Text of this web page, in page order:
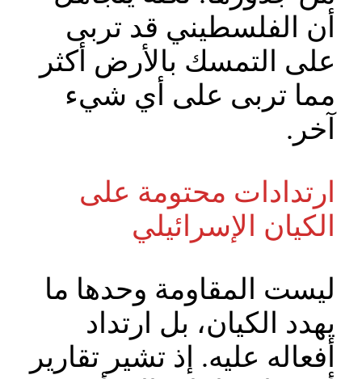
أن الفلسطيني قد تربى
على التمسك بالأرض أكثر
مما تربى على أي شيء
آخر.
ارتدادات محتومة على
الكيان الإسرائيلي
ليست المقاومة وحدها ما
يهدد الكيان، بل ارتداد
أفعاله عليه. إذ تشير تقارير